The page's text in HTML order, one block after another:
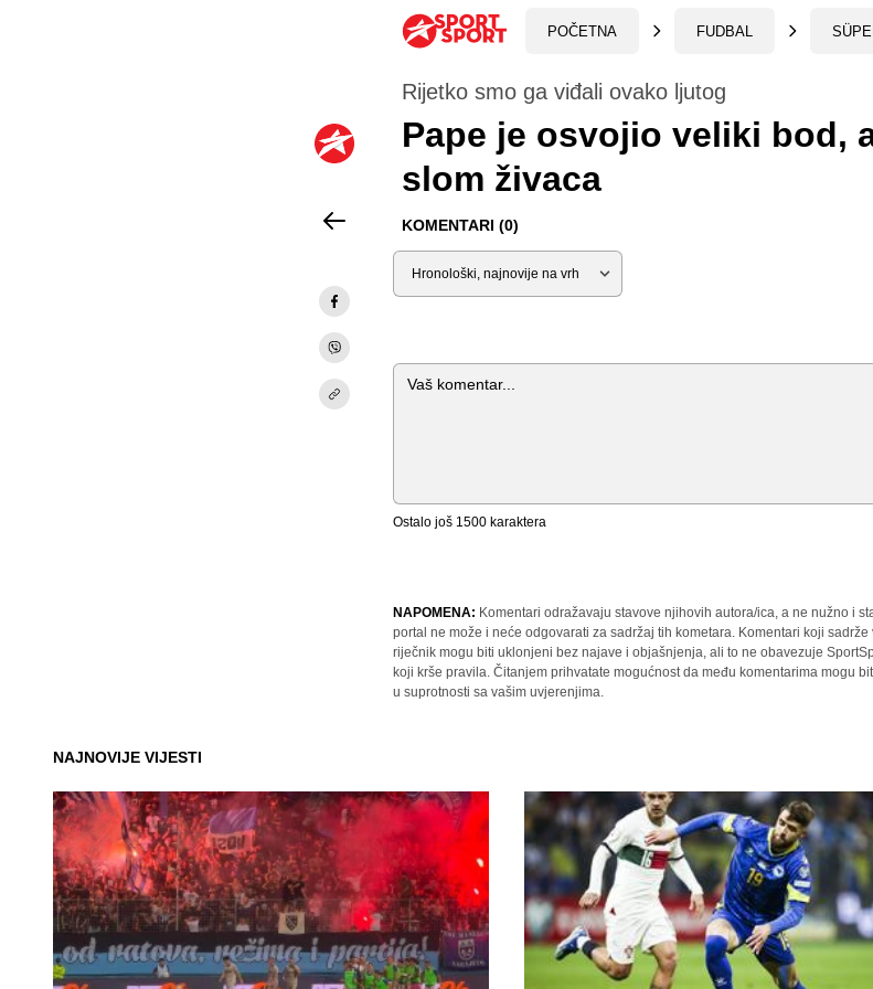
POČETNA FUDBAL
Rijetko smo ga viđali ovako ljutog
Pape je osvojio veliki bod,
slom živaca
KOMENTARI (0)
Sortiraj
Komentar
Ostalo još 1500 karaktera
NAPOMENA: Komentari odražavaju stavove njihovih autora/ica, a ne nužno i
portal ne može i neće odgovarati za sadržaj tih kometara. Komentari koji
riječnik mogu biti uklonjeni bez najave i objašnjenja, ali to ne obavezuje
koji krše pravila. Čitanjem prihvatate mogućnost da među komentarima mogu
u suprotnosti sa vašim uvjerenjima.
NAJNOVIJE VIJESTI